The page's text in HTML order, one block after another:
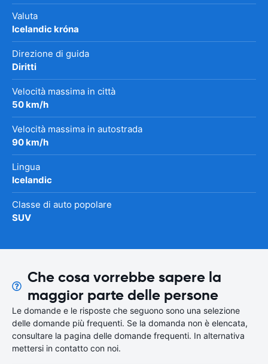
Valuta
Icelandic króna
Direzione di guida
Diritti
Velocità massima in città
50 km/h
Velocità massima in autostrada
90 km/h
Lingua
Icelandic
Classe di auto popolare
SUV
Che cosa vorrebbe sapere la
maggior parte delle persone
Le domande e le risposte che seguono sono una selezione
delle domande più frequenti. Se la domanda non è elencata,
consultare la pagina delle domande frequenti. In alternativa
mettersi in contatto con noi.